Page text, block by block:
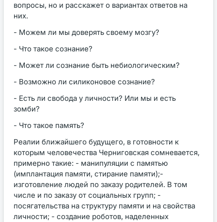
вопросы, но и расскажет о вариантах ответов на
них.
- Можем ли мы доверять своему мозгу?
- Что такое сознание?
- Может ли сознание быть небиологическим?
- Возможно ли силиконовое сознание?
- Есть ли свобода у личности? Или мы и есть
зомби?
- Что такое память?
Реалии ближайшего будущего, в готовности к
которым человечества Черниговская сомневается,
примерно такие: - манипуляции с памятью
(имплантация памяти, стирание памяти);-
изготовление людей по заказу родителей. В том
числе и по заказу от социальных групп; -
посягательства на структуру памяти и на свойства
личности; - создание роботов, наделенных